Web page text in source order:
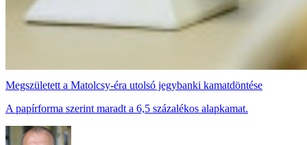
Megszületett a Matolcsy-éra utolsó jegybanki kamatdöntése
A papírforma szerint maradt a 6,5 százalékos alapkamat.